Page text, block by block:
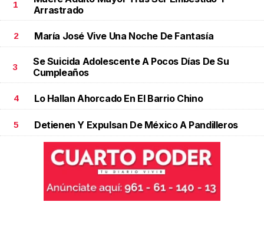
1
Arrastrado
2 María José Vive Una Noche De Fantasía
3
Se Suicida Adolescente A Pocos Días De Su
Cumpleaños
4 Lo Hallan Ahorcado En El Barrio Chino
5 Detienen Y Expulsan De México A Pandilleros